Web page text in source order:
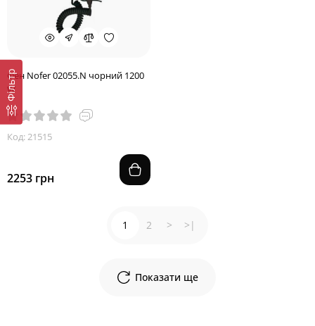
Фільтр
Фен Nofer 02055.N чорний 1200
W
Код: 21515
2253 грн
Показати ще
1 2 > >|